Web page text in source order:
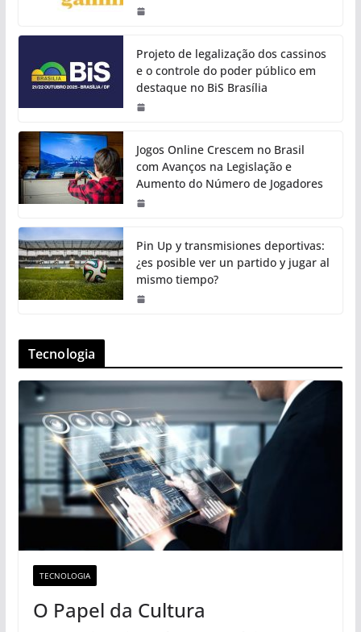
Projeto de legalização dos cassinos
e o controle do poder público em
destaque no BiS Brasília
Jogos Online Crescem no Brasil
com Avanços na Legislação e
Aumento do Número de Jogadores
Pin Up y transmisiones deportivas:
¿es posible ver un partido y jugar al
mismo tiempo?
Tecnologia
TECNOLOGIA
O Papel da Cultura